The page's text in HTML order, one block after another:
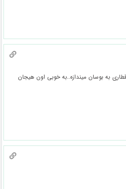
به بوسان میندازه..به خوبی اون هیجان